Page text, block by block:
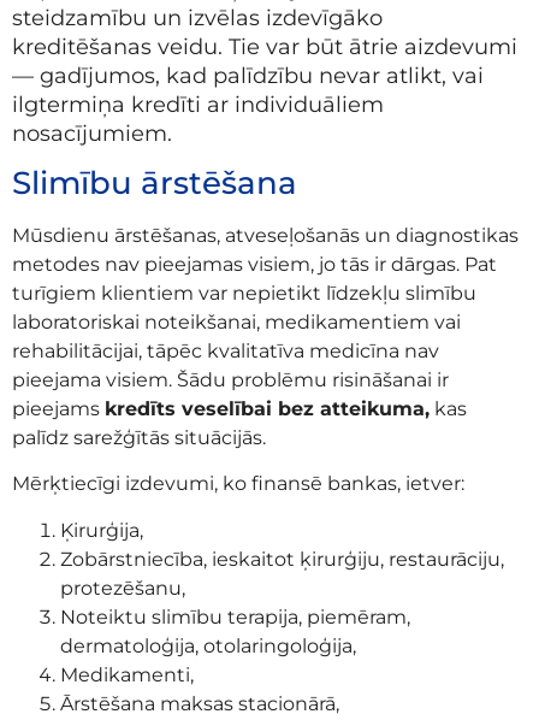
steidzamību un izvēlas izdevīgāko
kreditēšanas veidu. Tie var būt ātrie aizdevumi
— gadījumos, kad palīdzību nevar atlikt, vai
ilgtermiņa kredīti ar individuāliem
nosacījumiem.
Slimību ārstēšana
Mūsdienu ārstēšanas, atveseļošanās un diagnostikas
metodes nav pieejamas visiem, jo tās ir dārgas. Pat
turīgiem klientiem var nepietikt līdzekļu slimību
laboratoriskai noteikšanai, medikamentiem vai
rehabilitācijai, tāpēc kvalitatīva medicīna nav
pieejama visiem. Šādu problēmu risināšanai ir
pieejams kredīts veselībai bez atteikuma, kas
palīdz sarežģītās situācijās.
Mērķtiecīgi izdevumi, ko finansē bankas, ietver:
Ķirurģija,
Zobārstniecība, ieskaitot ķirurģiju, restaurāciju,
protezēšanu,
Noteiktu slimību terapija, piemēram,
dermatoloģija, otolaringoloģija,
Medikamenti,
Ārstēšana maksas stacionārā,